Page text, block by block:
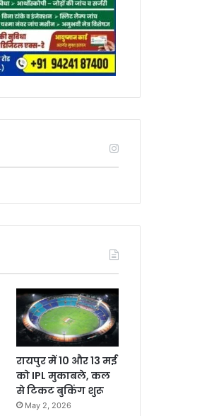
रायपुर में 10 और 13 मई
को IPL मुकाबले, कल
से टिकट बुकिंग शुरू
May 2, 2026